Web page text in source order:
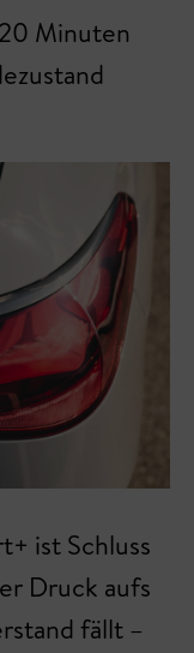
Minuten
ist Schluss
Druck aufs
fällt –